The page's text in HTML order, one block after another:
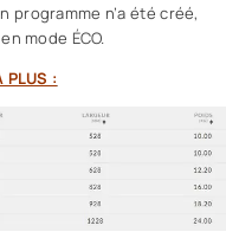
programme n’a été créé,
mode ÉCO.
: